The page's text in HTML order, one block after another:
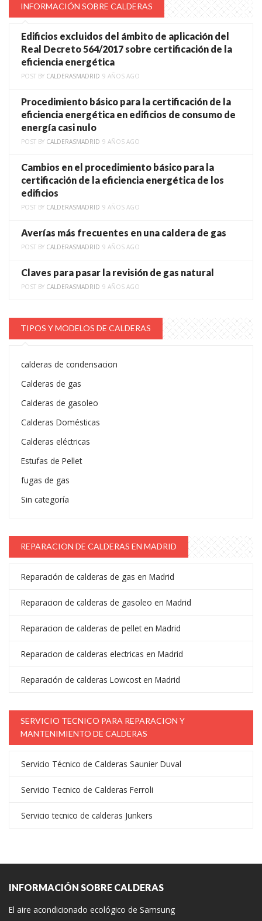
INFORMACIÓN SOBRE CALDERAS
Edificios excluidos del ámbito de aplicación del
Real Decreto 564/2017 sobre certificación de la
eficiencia energética
POST BY CALDERASMADRID 9 AÑOS AGO
Procedimiento básico para la certificación de la
eficiencia energética en edificios de consumo de
energía casi nulo
POST BY CALDERASMADRID 9 AÑOS AGO
Cambios en el procedimiento básico para la
certificación de la eficiencia energética de los
edificios
POST BY CALDERASMADRID 9 AÑOS AGO
Averías más frecuentes en una caldera de gas
POST BY CALDERASMADRID 9 AÑOS AGO
Claves para pasar la revisión de gas natural
POST BY CALDERASMADRID 9 AÑOS AGO
TIPOS Y MODELOS DE CALDERAS
calderas de condensacion
Calderas de gas
Calderas de gasoleo
Calderas Domésticas
Calderas eléctricas
Estufas de Pellet
fugas de gas
Sin categoría
REPARACION DE CALDERAS EN MADRID
Reparación de calderas de gas en Madrid
Reparacion de calderas de gasoleo en Madrid
Reparacion de calderas de pellet en Madrid
Reparacion de calderas electricas en Madrid
Reparación de calderas Lowcost en Madrid
SERVICIO TECNICO PARA REPARACION Y
MANTENIMIENTO DE CALDERAS
Servicio Técnico de Calderas Saunier Duval
Servicio Tecnico de Calderas Ferroli
Servicio tecnico de calderas Junkers
INFORMACIÓN SOBRE CALDERAS
El aire acondicionado ecológico de Samsung